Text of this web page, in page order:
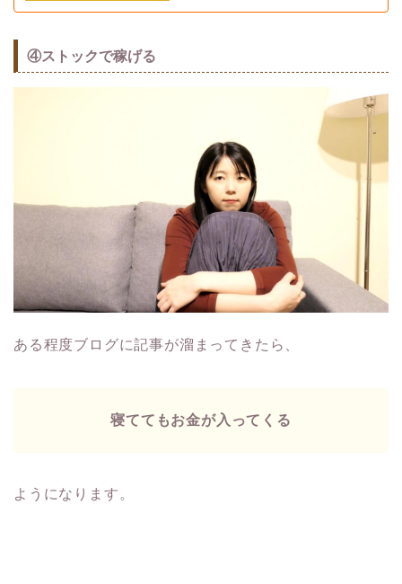
④ストックで稼げる
ある程度ブログに記事が溜まってきたら、
寝ててもお金が入ってくる
ようになります。